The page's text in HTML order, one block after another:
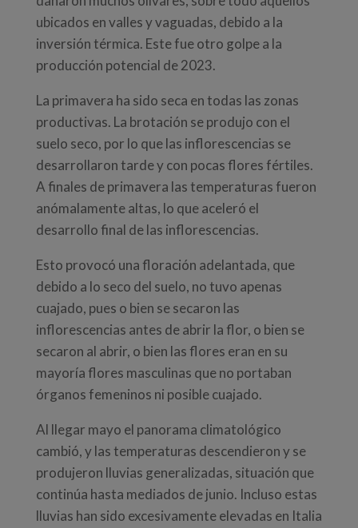
ubicados en valles y vaguadas, debido a la
inversión térmica. Este fue otro golpe a la
producción potencial de 2023.
La primavera ha sido seca en todas las zonas
productivas. La brotación se produjo con el
suelo seco, por lo que las inflorescencias se
desarrollaron tarde y con pocas flores fértiles.
A finales de primavera las temperaturas fueron
anómalamente altas, lo que aceleró el
desarrollo final de las inflorescencias.
Esto provocó una floración adelantada, que
debido a lo seco del suelo, no tuvo apenas
cuajado, pues o bien se secaron las
inflorescencias antes de abrir la flor, o bien se
secaron al abrir, o bien las flores eran en su
mayoría flores masculinas que no portaban
órganos femeninos ni posible cuajado.
Al llegar mayo el panorama climatológico
cambió, y las temperaturas descendieron y se
produjeron lluvias generalizadas, situación que
continúa hasta mediados de junio. Incluso estas
lluvias han sido excesivamente elevadas en Italia